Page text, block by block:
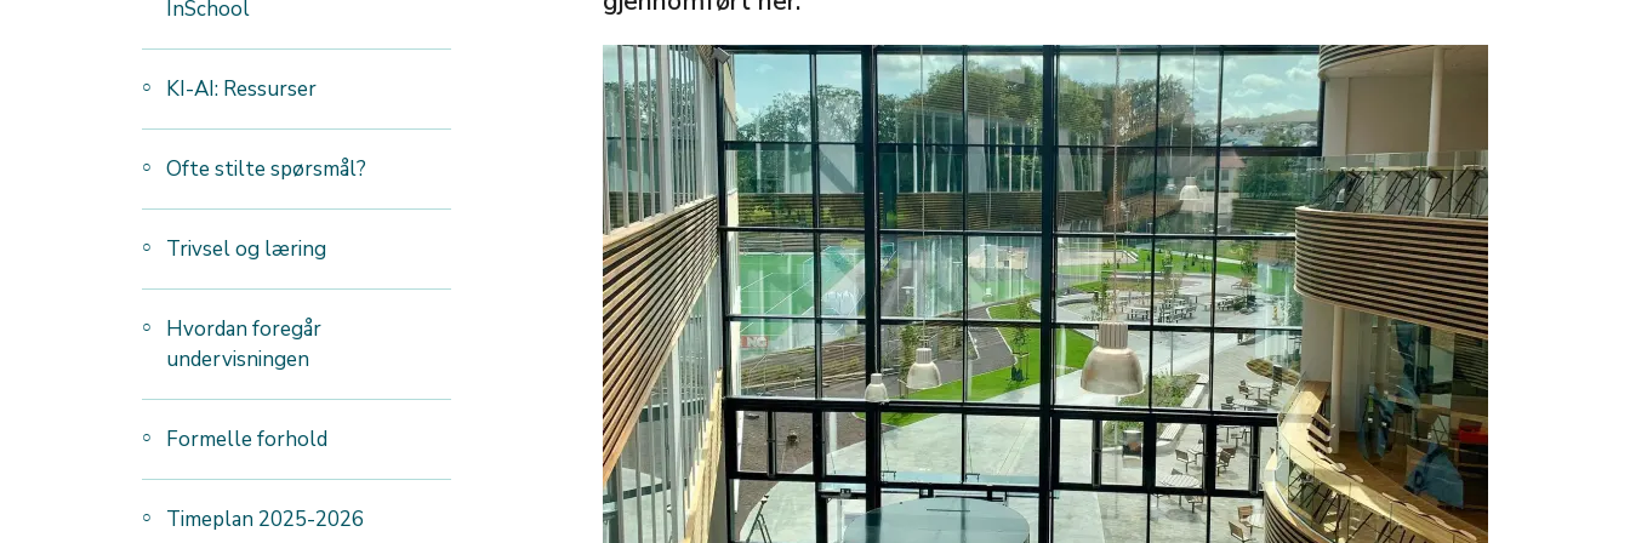
InSchool
KI-AI: Ressurser
Ofte stilte spørsmål?
Trivsel og læring
Hvordan foregår
undervisningen
Formelle forhold
Timeplan 2025-2026